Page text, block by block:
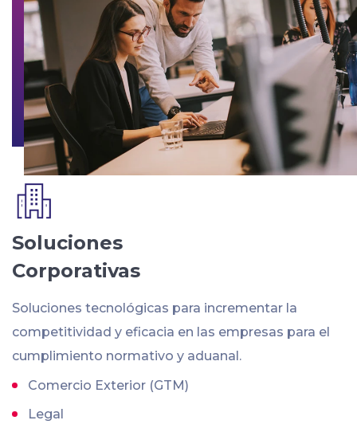
Soluciones
Corporativas
Soluciones tecnológicas para incrementar la
competitividad y eficacia en las empresas para el
cumplimiento normativo y aduanal.
Comercio Exterior (GTM)
Legal